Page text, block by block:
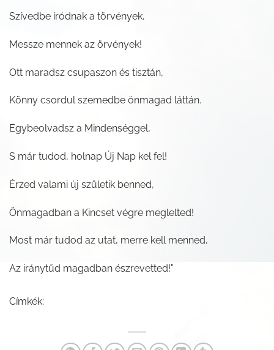
Szívedbe íródnak a törvények,
Messze mennek az örvények!
Ott maradsz csupaszon és tisztán,
Könny csordul szemedbe önmagad láttán.
Egybeolvadsz a Mindenséggel,
S már tudod, holnap Új Nap kel fel!
Érzed valami új születik benned,
Önmagadban a Kincset végre meglelted!
Most már tudod az utat, merre kell menned,
Az iránytűd magadban észrevetted!”
Címkék: